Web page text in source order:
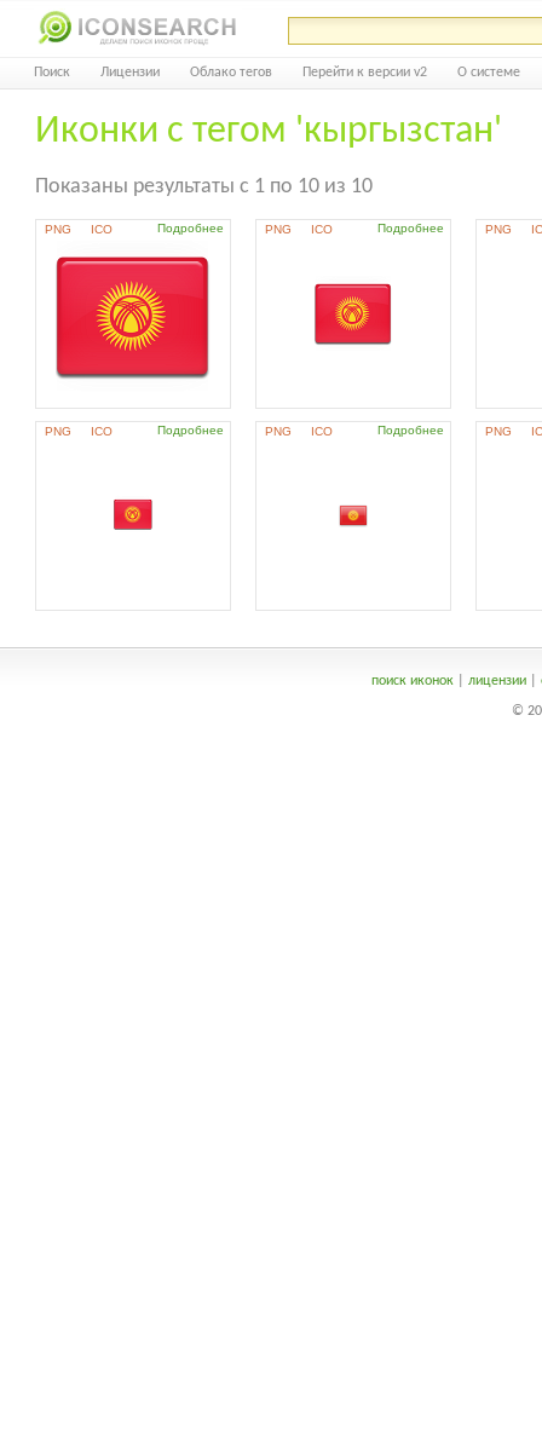
Поиск Лицензии Облако тегов Перейти к версии v2 О системе
Иконки с тегом 'кыргызстан'
Показаны результаты с 1 по 10 из 10
PNG ICO Подробнее PNG ICO Подробнее PNG
PNG ICO Подробнее PNG ICO Подробнее PNG
поиск иконок| лицензии|
©